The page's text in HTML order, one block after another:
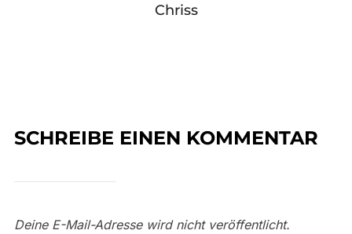
Chriss
SCHREIBE EINEN KOMMENTAR
Deine E-Mail-Adresse wird nicht veröffentlicht.